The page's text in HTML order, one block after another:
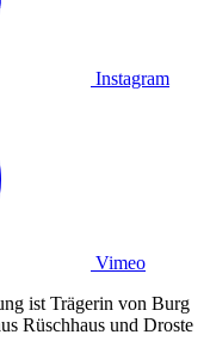
Instagram
Vimeo
ist Trägerin von Burg
Rüschhaus und Droste